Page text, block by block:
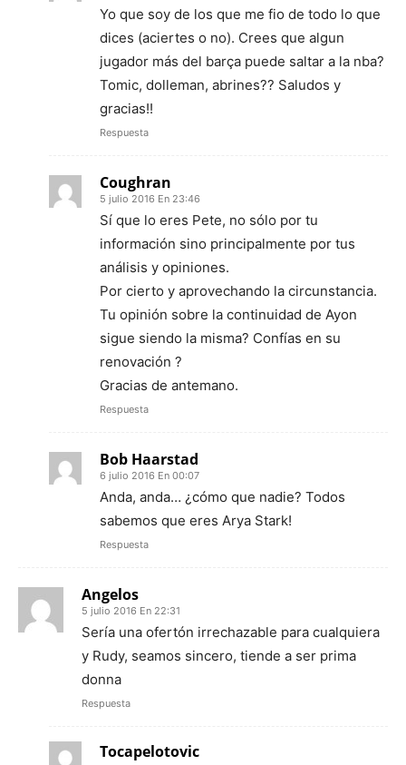
Yo que soy de los que me fio de todo lo que
dices (aciertes o no). Crees que algun
jugador más del barça puede saltar a la nba?
Tomic, dolleman, abrines?? Saludos y
gracias!!
Respuesta
Coughran
5 julio 2016 En 23:46
Sí que lo eres Pete, no sólo por tu
información sino principalmente por tus
análisis y opiniones.
Por cierto y aprovechando la circunstancia.
Tu opinión sobre la continuidad de Ayon
sigue siendo la misma? Confías en su
renovación ?
Gracias de antemano.
Respuesta
Bob Haarstad
6 julio 2016 En 00:07
Anda, anda… ¿cómo que nadie? Todos
sabemos que eres Arya Stark!
Respuesta
Angelos
5 julio 2016 En 22:31
Sería una ofertón irrechazable para cualquiera
y Rudy, seamos sincero, tiende a ser prima
donna
Respuesta
Tocapelotovic